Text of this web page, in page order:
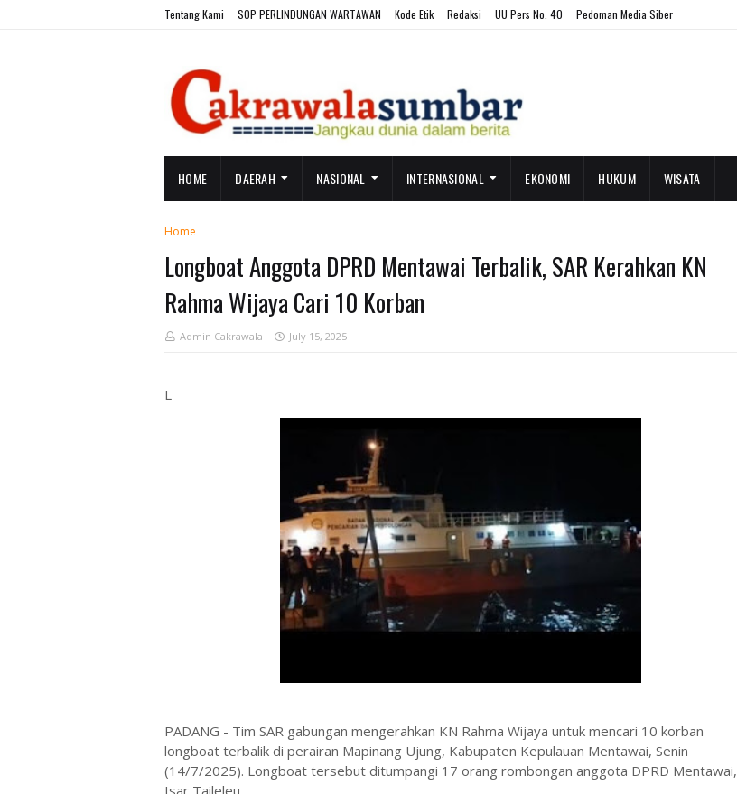
Tentang Kami SOP PERLINDUNGAN WARTAWAN Kode Etik Redaksi UU Pers No. 40 Pedoman Media Siber
HOME DAERAH NASIONAL INTERNASIONAL EKONOMI HUKUM WISATA
Home
Longboat Anggota DPRD Mentawai Terbalik, SAR Kerahkan KN
Rahma Wijaya Cari 10 Korban
Admin Cakrawala July 15, 2025
L
PADANG - Tim SAR gabungan mengerahkan KN Rahma Wijaya untuk mencari 10 korban
longboat terbalik di perairan Mapinang Ujung, Kabupaten Kepulauan Mentawai, Senin
(14/7/2025). Longboat tersebut ditumpangi 17 orang rombongan anggota DPRD Mentawai,
Isar Taileleu.